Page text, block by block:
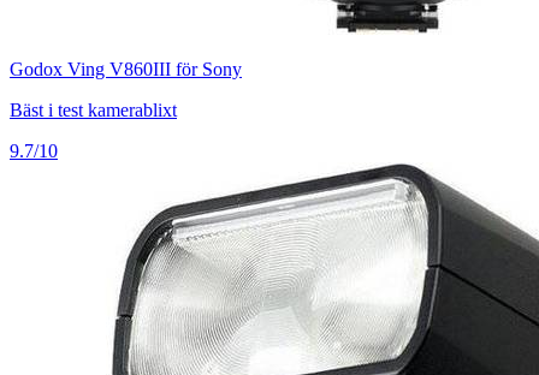
Godox Ving V860III för Sony
Bäst i test kamerablixt
9.7/10